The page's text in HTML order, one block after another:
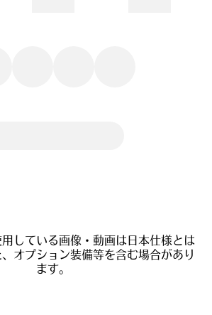
している画像・動画は日本仕様とは
オプション装備等を含む場合があり
ます。